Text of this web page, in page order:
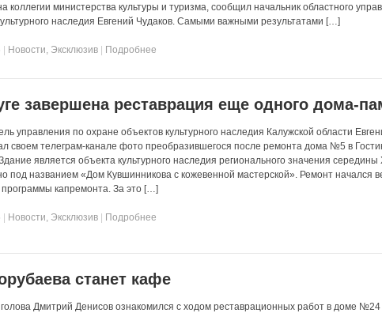
коллегии министерства культуры и туризма, сообщил начальник областного
наследия Евгений Чудаков. Самыми важными результатами […]
Новости, Эксклюзив Подробнее
завершена реставрация еще одного дома-
управления по охране объектов культурного наследия Калужской области
своем телеграм-канале фото преобразившегося после ремонта дома №5 в
является объекта культурного наследия регионального значения середины
под названием «Дом Кувшинникова с кожевенной мастерской». Ремонт начался
программы капремонта. За это […]
| Новости Эксклюзив | Подробнее
станет кафе
голова Дмитрий Денисов ознакомился с ходом реставрационных работ в доме №24